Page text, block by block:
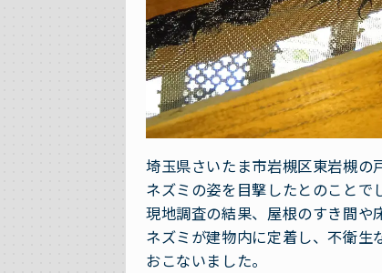
埼玉県さいたま市岩槻区東岩槻の
ネズミの姿を目撃したとのことで
現地調査の結果、屋根のすき間や
ネズミが建物内に定着し、不衛
おこないました。